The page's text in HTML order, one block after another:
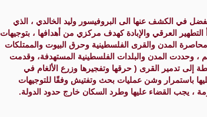
في الكشف عنها الى البروفيسور وليد الخالدي ، الذي
العرقي والإبادة كهدف مركزي من أهدافها ، بتوجيهات
المدن والقرى الفلسطينية وحرق البيوت والممتلكات
، وحددت المدن والبلدات الفلسطينية المستهدفة، وقدمت
إلى تدمير القرى ( حرقها وتفجيرها وزرع الألغام في
باستمرار وشن عمليات بحث وتفتيش وفقًا للتوجيهات
، يجب القضاء عليها وطرد السكان خارج حدود الدولة.